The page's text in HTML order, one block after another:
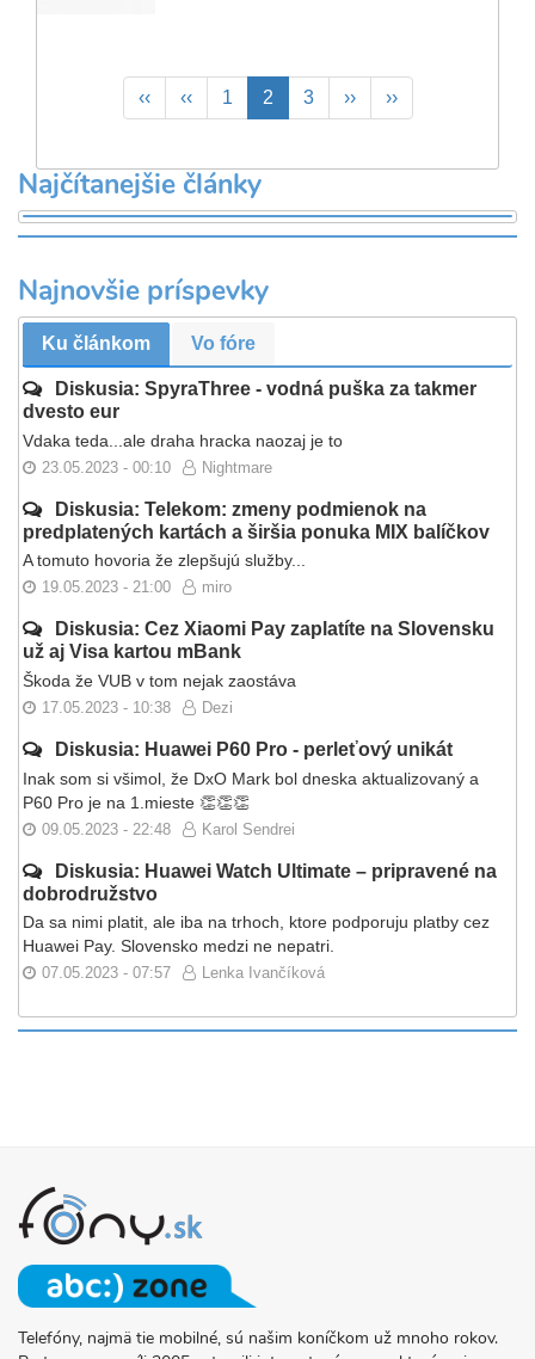
Pagination
First
page
‹‹
Previous
page
‹‹ Page
1
Aktuálna
stránka
2 Page
3
Ďalšia
strana
››
Posledná
strana
››
Najčítanejšie články
Najnovšie príspevky
Ku článkom Vo fóre
Diskusia: SpyraThree - vodná puška za takmer
dvesto eur
Vdaka teda...ale draha hracka naozaj je to
23.05.2023 - 00:10 Nightmare
Diskusia: Telekom: zmeny podmienok na
predplatených kartách a širšia ponuka MIX balíčkov
A tomuto hovoria že zlepšujú služby...
19.05.2023 - 21:00 miro
Diskusia: Cez Xiaomi Pay zaplatíte na Slovensku
už aj Visa kartou mBank
Škoda že VUB v tom nejak zaostáva
17.05.2023 - 10:38 Dezi
Diskusia: Huawei P60 Pro - perleťový unikát
Inak som si všimol, že DxO Mark bol dneska aktualizovaný a
P60 Pro je na 1.mieste 👏👏👏
09.05.2023 - 22:48 Karol Sendrei
Diskusia: Huawei Watch Ultimate – pripravené na
dobrodružstvo
Da sa nimi platit, ale iba na trhoch, ktore podporuju platby cez
Huawei Pay. Slovensko medzi ne nepatri.
07.05.2023 - 07:57 Lenka Ivančíková
Telefóny, najmä tie mobilné, sú našim koníčkom už mnoho rokov.